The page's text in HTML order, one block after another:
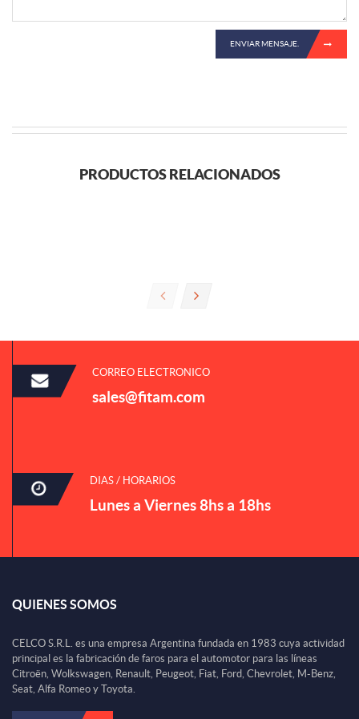
ENVIAR MENSAJE.
PRODUCTOS RELACIONADOS
CORREO ELECTRONICO
sales@fitam.com
DIAS / HORARIOS
Lunes a Viernes 8hs a 18hs
QUIENES SOMOS
CELCO S.R.L. es una empresa Argentina fundada en 1983 cuya actividad
principal es la fabricación de faros para el automotor para las líneas
Citroën, Wolkswagen, Renault, Peugeot, Fiat, Ford, Chevrolet, M-Benz,
Seat, Alfa Romeo y Toyota.